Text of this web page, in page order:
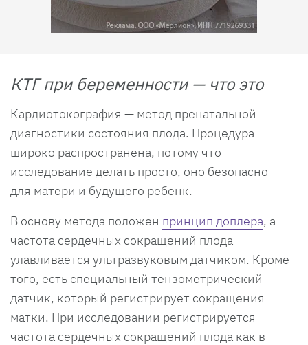
КТГ при беременности — что это
Кардиотокография — метод пренатальной
диагностики состояния плода. Процедура
широко распространена, потому что
исследование делать просто, оно безопасно
для матери и будущего ребенк.
В основу метода положен принцип доплера, а
частота сердечных сокращений плода
улавливается ультразвуковым датчиком. Кроме
того, есть специальный тензометрический
датчик, который регистрирует сокращения
матки. При исследовании регистрируется
частота сердечных сокращений плода как в